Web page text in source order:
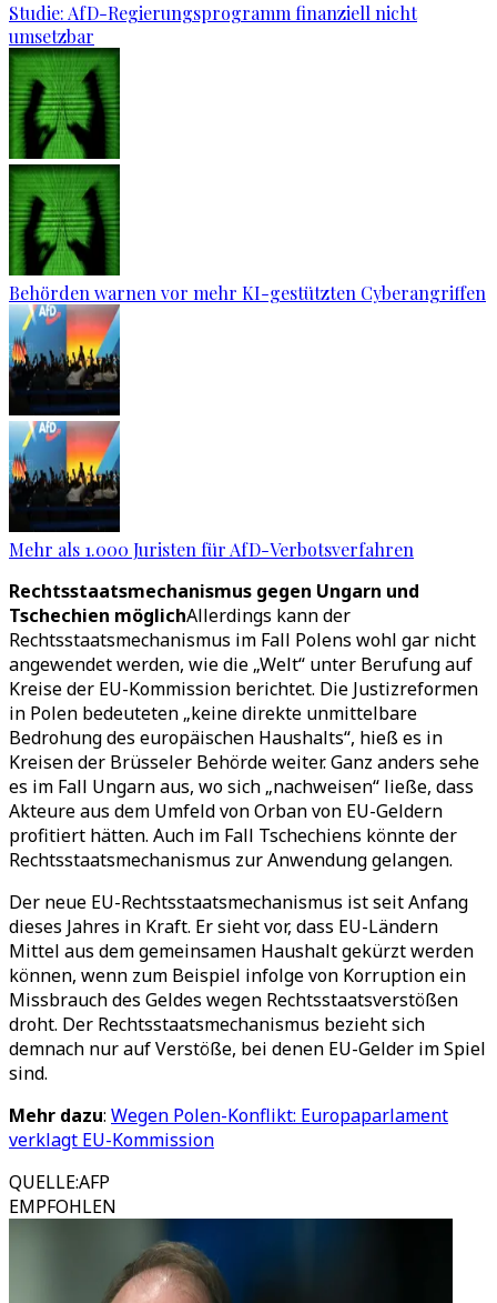
Studie: AfD-Regierungsprogramm finanziell nicht
umsetzbar
Behörden warnen vor mehr KI-gestützten Cyberangriffen
Mehr als 1.000 Juristen für AfD-Verbotsverfahren
Rechtsstaatsmechanismus gegen Ungarn und
Tschechien möglichAllerdings kann der
Rechtsstaatsmechanismus im Fall Polens wohl gar nicht
angewendet werden, wie die „Welt“ unter Berufung auf
Kreise der EU-Kommission berichtet. Die Justizreformen
in Polen bedeuteten „keine direkte unmittelbare
Bedrohung des europäischen Haushalts“, hieß es in
Kreisen der Brüsseler Behörde weiter. Ganz anders sehe
es im Fall Ungarn aus, wo sich „nachweisen“ ließe, dass
Akteure aus dem Umfeld von Orban von EU-Geldern
profitiert hätten. Auch im Fall Tschechiens könnte der
Rechtsstaatsmechanismus zur Anwendung gelangen.
Der neue EU-Rechtsstaatsmechanismus ist seit Anfang
dieses Jahres in Kraft. Er sieht vor, dass EU-Ländern
Mittel aus dem gemeinsamen Haushalt gekürzt werden
können, wenn zum Beispiel infolge von Korruption ein
Missbrauch des Geldes wegen Rechtsstaatsverstößen
droht. Der Rechtsstaatsmechanismus bezieht sich
demnach nur auf Verstöße, bei denen EU-Gelder im Spiel
sind.
Mehr dazu: Wegen Polen-Konflikt: Europaparlament
verklagt EU-Kommission
QUELLE:AFP
EMPFOHLEN